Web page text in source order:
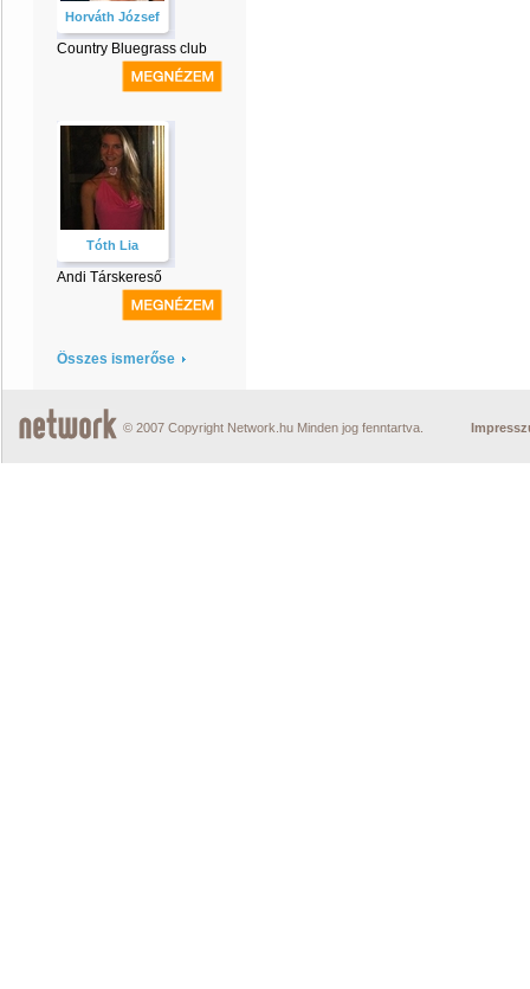
Horváth József
Country Bluegrass club
Tóth Lia
Andi Társkereső
Összes ismerőse
© 2007 Copyright Network.hu Minden jog fenntartva.